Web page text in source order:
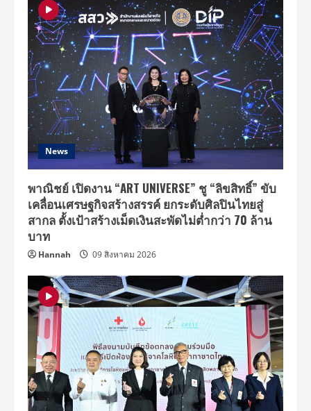
News
พาณิชย์ เปิดงาน “ART UNIVERSE” ชู “ลิขสิทธิ์” ขับ
เคลื่อนเศรษฐกิจสร้างสรรค์ ยกระดับศิลปินไทยสู่
สากล ตั้งเป้าสร้างเม็ดเงินสะพัดไม่ต่ำกว่า 70 ล้าน
บาท
Hannah 09 สิงหาคม 2026